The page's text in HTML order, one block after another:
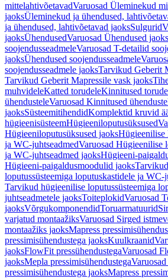
mittelahtivõetavadVaruosad Üleminekud
jaoksÜleminekud ja ühendused,
ja ühendused, lahtivõetavad jaoksSulgurid
jaoksÜhendusedVaruosad Ühendused jaoks
soojendusseadmeleVaruosad T-detailid
jaoksÜhendused soojendusseadmele
soojendusseadmele jaoksTarvikud Geberit
Tarvikud Geberit Mapressile vask jaoks
muhvideleKatted torudeleKinnitused
ühendusteleVaruosad Kinnitused
jaoksSüsteemitihendidKomplektid kruvid
hügieenisüsteemHügieeniloputusüksused
Hügieeniloputusüksused jaoksHügieenilise
ja WC-juhtseadmedVaruosad Hügieenilise
ja WC-juhtseadmed jaoksHügieeni-
Hügieeni-paigaldusmoodulid jaoks
loputussüsteemiga loputuskastidele ja WC-
Tarvikud hügieenilise loputussüsteemiga
juhtseadmetele jaoksToiteplokidVaruosad
jaoksVõrgukomponendidToruarmatuurid
varjatud montaažiksVaruosad Sirged
montaažiks jaoksMapress
pressimisühendustega jaoksKuulkraanid
jaoksFlowFit pressühendustegaVaruosad
jaoksMepla pressimisühendustega
pressimisühendustega jaoksMapress